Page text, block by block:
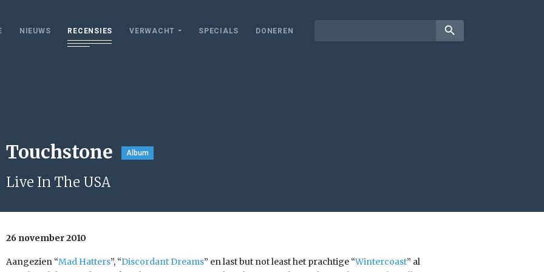
NIEUWS RECENSIES VERWACHT SPECIALS DONEREN search
Touchstone Album
Live In The USA
26 november 2010
Aangezien “Mad Hatters”, “Discordant Dreams” en last but not least het prachtige “Wintercoast” al